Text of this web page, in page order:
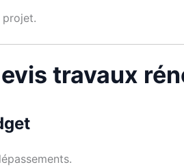
travaux